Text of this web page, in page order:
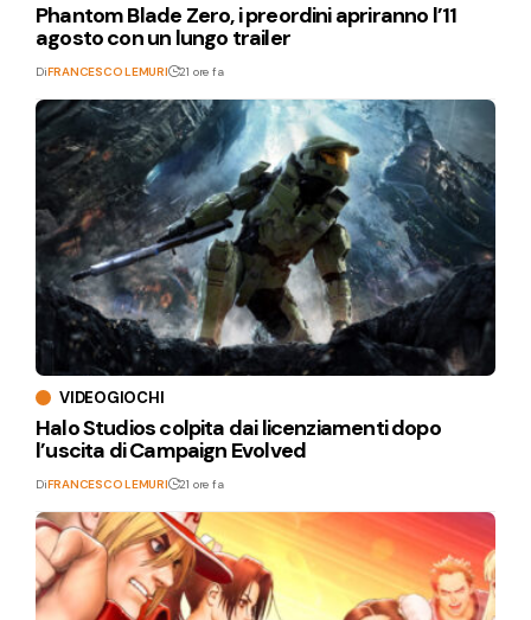
Phantom Blade Zero, i preordini apriranno l’11
agosto con un lungo trailer
DiFRANCESCO LEMURI 21 ore fa
VIDEOGIOCHI
Halo Studios colpita dai licenziamenti dopo
l’uscita di Campaign Evolved
DiFRANCESCO LEMURI 21 ore fa